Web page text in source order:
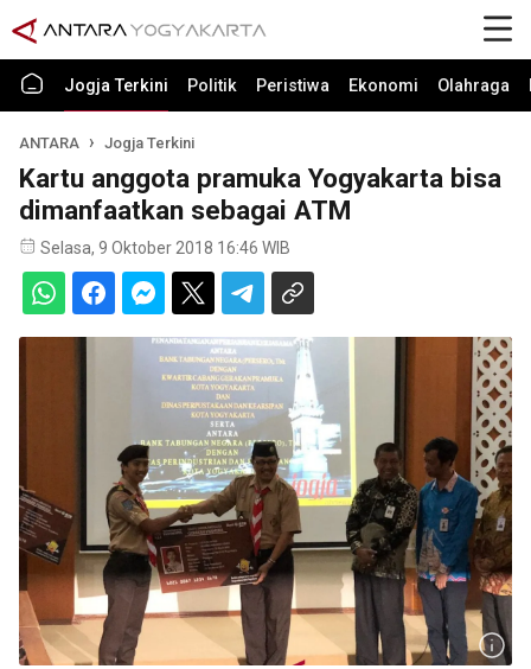
Jogja Terkini Politik Peristiwa Ekonomi Olahraga
ANTARA Jogja Terkini
Kartu anggota pramuka Yogyakarta bisa
dimanfaatkan sebagai ATM
Selasa, 9 Oktober 2018 16:46 WIB